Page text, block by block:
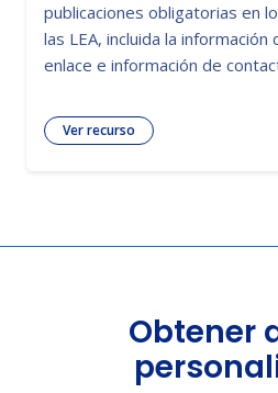
publicaciones obligatorias en
las LEA, incluida la
enlace e información de
Ver recurso
Obtener